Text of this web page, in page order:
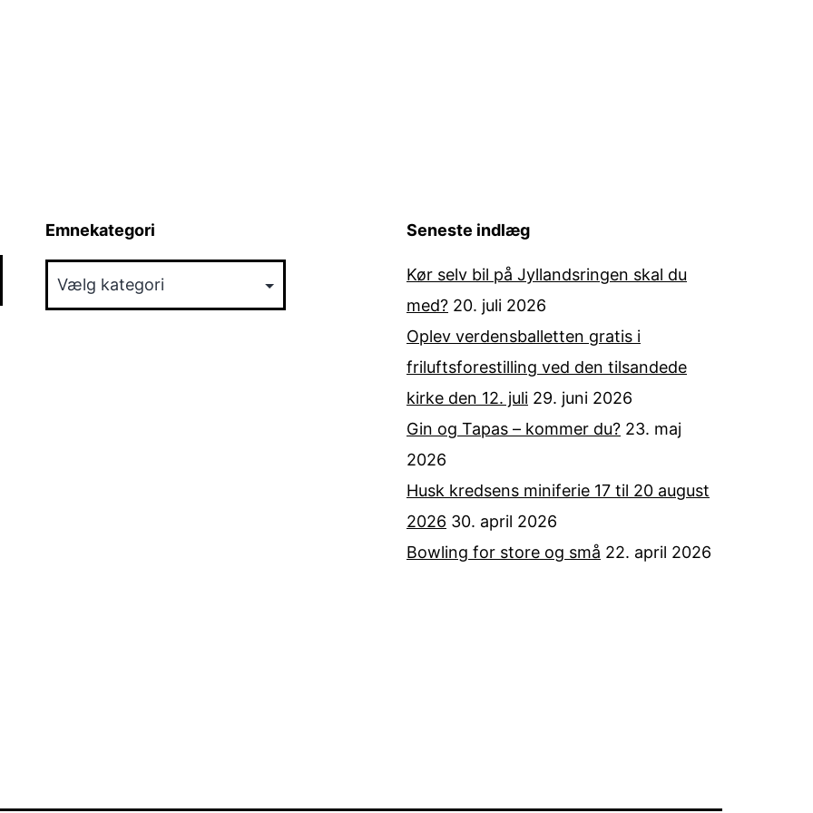
Emnekategori Seneste indlæg
Kør selv bil på Jyllandsringen skal du
med? 20. juli 2026
Oplev verdensballetten gratis i
friluftsforestilling ved den tilsandede
kirke den 12. juli 29. juni 2026
Gin og Tapas – kommer du? 23. maj
2026
Husk kredsens miniferie 17 til 20 august
2026 30. april 2026
Bowling for store og små 22. april 2026